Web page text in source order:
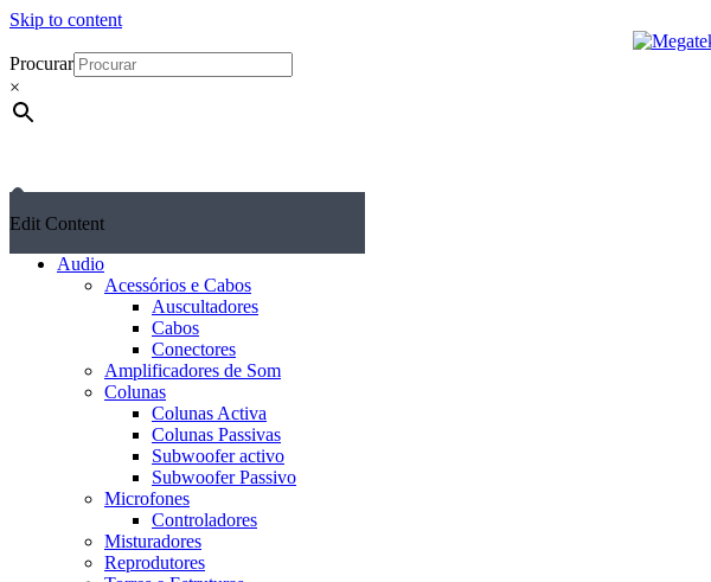
Skip to content
Procurar
×
Edit Content
Audio
Acessórios e Cabos
Auscultadores
Cabos
Conectores
Amplificadores de Som
Colunas
Colunas Activa
Colunas Passivas
Subwoofer activo
Subwoofer Passivo
Microfones
Controladores
Misturadores
Reprodutores